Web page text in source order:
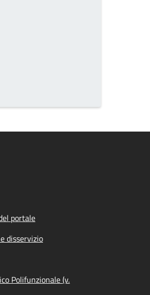
you want to go to
portale
disservizio
Polifunzionale (v.